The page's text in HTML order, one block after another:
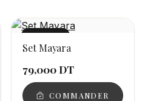
NOUVEAU
Set Mayara
79,000 DT
COMMANDER